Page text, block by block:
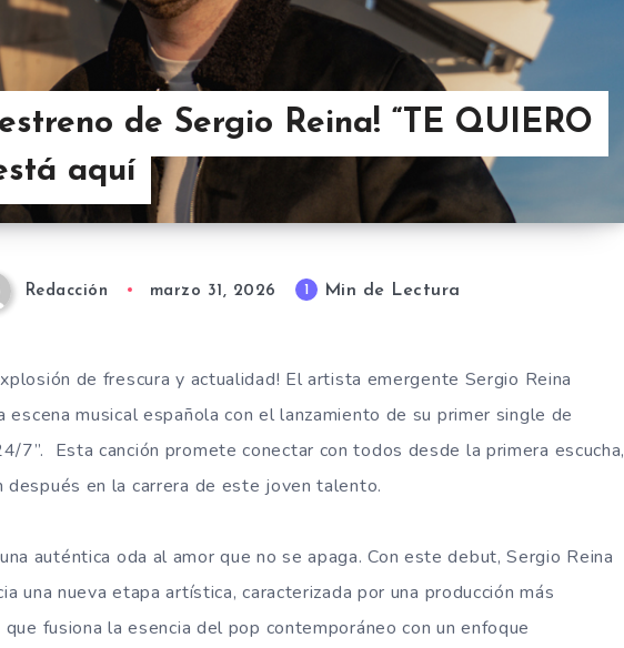
de Sergio Reina! “TE QUIERO
aquí
Redacción marzo 31, 2026 1 Min de Lectura
de frescura y actualidad! El artista emergente Sergio Reina
escena musical española con el lanzamiento de su primer single de
7”. Esta canción promete conectar con todos desde la primera escucha,
después en la carrera de este joven talento.
auténtica oda al amor que no se apaga. Con este debut, Sergio Reina
una nueva etapa artística, caracterizada por una producción más
fusiona la esencia del pop contemporáneo con un enfoque